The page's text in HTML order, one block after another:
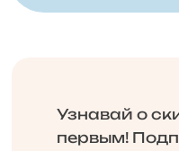
Узнавай о
первым!